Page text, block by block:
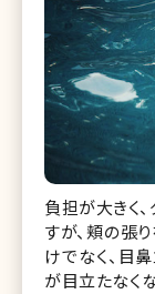
負担が大きく
すが、頬の張
けでなく、目
が目立たなく